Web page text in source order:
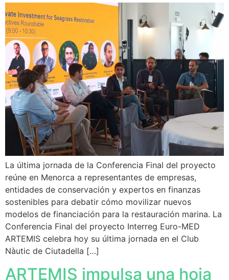
La última jornada de la Conferencia Final del proyecto
reúne en Menorca a representantes de empresas,
entidades de conservación y expertos en finanzas
sostenibles para debatir cómo movilizar nuevos
modelos de financiación para la restauración marina. La
Conferencia Final del proyecto Interreg Euro-MED
ARTEMIS celebra hoy su última jornada en el Club
Nàutic de Ciutadella […]
ARTEMIS impulsa una hoja